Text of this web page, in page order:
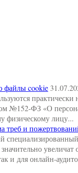
файлы cookie
практически
№152-ФЗ «О
физическому лицу...
и
и для онлайн-